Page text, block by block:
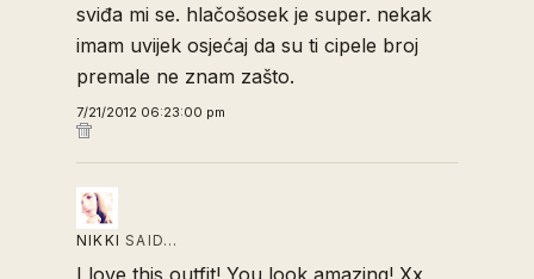
sviđa mi se. hlačošosek je super. nekak
imam uvijek osjećaj da su ti cipele broj
premale ne znam zašto.
7/21/2012 06:23:00 pm
NIKKI SAID…
I love this outfit! You look amazing! Xx